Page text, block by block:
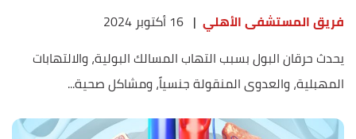
فريق المستشفى الأهلي | 16 أكتوبر 2024
يحدث حرقان البول بسبب التهاب المسالك البولية، والالتهابات
المهبلية، والعدوى المنقولة جنسياً، ومشاكل صحية...